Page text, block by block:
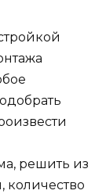
решить из
количество